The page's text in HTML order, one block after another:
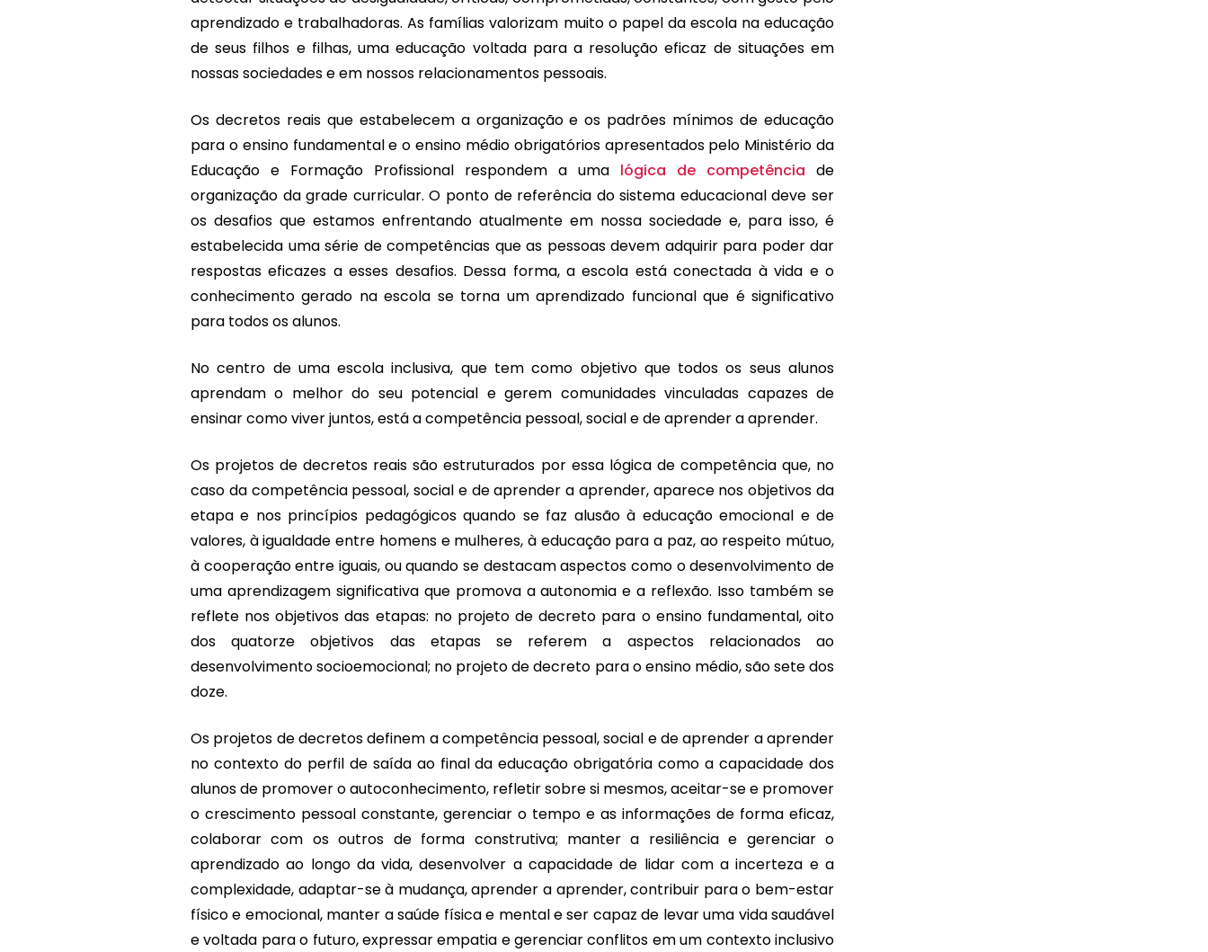
aprendizado e trabalhadoras. As famílias valorizam muito o papel da escola na educação
de seus filhos e filhas, uma educação voltada para a resolução eficaz de situações em
nossas sociedades e em nossos relacionamentos pessoais.
Os decretos reais que estabelecem a organização e os padrões mínimos de educação
para o ensino fundamental e o ensino médio obrigatórios apresentados pelo Ministério da
Educação e Formação Profissional respondem a uma lógica de competência de
organização da grade curricular. O ponto de referência do sistema educacional deve ser
os desafios que estamos enfrentando atualmente em nossa sociedade e, para isso, é
estabelecida uma série de competências que as pessoas devem adquirir para poder dar
respostas eficazes a esses desafios. Dessa forma, a escola está conectada à vida e o
conhecimento gerado na escola se torna um aprendizado funcional que é significativo
para todos os alunos.
No centro de uma escola inclusiva, que tem como objetivo que todos os seus alunos
aprendam o melhor do seu potencial e gerem comunidades vinculadas capazes de
ensinar como viver juntos, está a competência pessoal, social e de aprender a aprender.
Os projetos de decretos reais são estruturados por essa lógica de competência que, no
caso da competência pessoal, social e de aprender a aprender, aparece nos objetivos da
etapa e nos princípios pedagógicos quando se faz alusão à educação emocional e de
valores, à igualdade entre homens e mulheres, à educação para a paz, ao respeito mútuo,
à cooperação entre iguais, ou quando se destacam aspectos como o desenvolvimento de
uma aprendizagem significativa que promova a autonomia e a reflexão. Isso também se
reflete nos objetivos das etapas: no projeto de decreto para o ensino fundamental, oito
dos quatorze objetivos das etapas se referem a aspectos relacionados ao
desenvolvimento socioemocional; no projeto de decreto para o ensino médio, são sete dos
doze.
Os projetos de decretos definem a competência pessoal, social e de aprender a aprender
no contexto do perfil de saída ao final da educação obrigatória como a capacidade dos
alunos de promover o autoconhecimento, refletir sobre si mesmos, aceitar-se e promover
o crescimento pessoal constante, gerenciar o tempo e as informações de forma eficaz,
colaborar com os outros de forma construtiva; manter a resiliência e gerenciar o
aprendizado ao longo da vida, desenvolver a capacidade de lidar com a incerteza e a
complexidade, adaptar-se à mudança, aprender a aprender, contribuir para o bem-estar
físico e emocional, manter a saúde física e mental e ser capaz de levar uma vida saudável
e voltada para o futuro, expressar empatia e gerenciar conflitos em um contexto inclusivo